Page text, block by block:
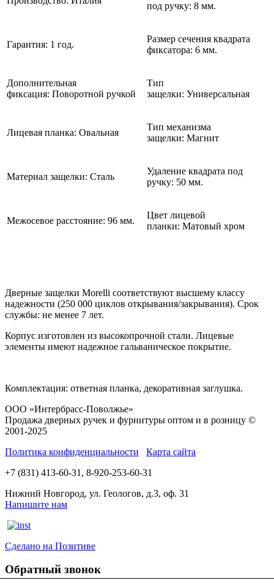
под ручку: 8 мм.
Гарантия: 1 год.
Размер сечения квадрата
фиксатора: 6 мм.
Дополнительная
фиксация: Поворотной ручкой
Тип
защелки: Универсальная
Лицевая планка: Овальная
Тип механизма
защелки: Магнит
Материал защелки: Сталь
Удаление квадрата под
ручку: 50 мм.
Межосевое расстояние: 96 мм.
Цвет лицевой
планки: Матовый хром
Дверные защелки Morelli соответствуют высшему классу
надежности (250 000 циклов открывания/закрывания). Срок
службы: не менее 7 лет.
Корпус изготовлен из высокопрочной стали. Лицевые
элементы имеют надежное гальваническое покрытие.
Комплектация: ответная планка, декоративная заглушка.
ООО «Интербрасс-Поволжье»
Продажа дверных ручек и фурнитуры оптом и в розницу ©
2001-2025
Политика конфиденциальности
Карта сайта
+7 (831) 413-60-31, 8-920-253-60-31
Нижний Новгород, ул. Геологов, д.3, оф. 31
Напишите нам
Сделано на Позитиве
Обратный звонок